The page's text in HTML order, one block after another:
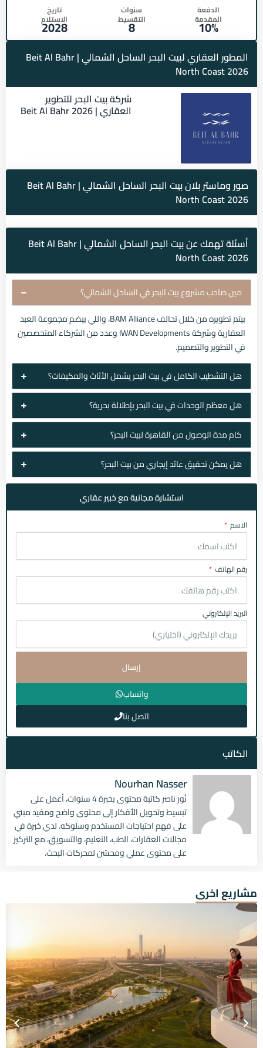
الدفعة
المقدمة
10%
سنوات
التقسيط
8
تاريخ
الاستلام
2028
المطور العقاري لبيت البحر الساحل الشمالي | Beit Al Bahr
North Coast 2026
شركة بيت البحر للتطوير
العقاري | Beit Al Bahr 2026
صور وماستر بلان بيت البحر الساحل الشمالي | Beit Al Bahr
North Coast 2026
أسئلة تهمك عن بيت البحر الساحل الشمالي | Beit Al Bahr
North Coast 2026
مين صاحب مشروع بيت البحر في الساحل الشمالي؟
بيتم تطويره من خلال تحالف BAM Alliance، واللي بيضم مجموعة العبد
العقارية وشركة IWAN Developments وعدد من الشركاء المتخصصين
في التطوير والتصميم.
هل التشطيب الكامل في بيت البحر يشمل الأثاث والمكيفات؟
هل معظم الوحدات في بيت البحر بإطلالة بحرية؟
كام مدة الوصول من القاهرة لبيت البحر؟
هل يمكن تحقيق عائد إيجاري من بيت البحر؟
استشارة مجانية مع خبير عقاري
الاسم
رقم الهاتف
البريد الإلكتروني
إرسال
واتساب
اتصل بنا
الكاتب
Nourhan Nasser
نُور ناصر كاتبة محتوى بخبرة 4 سنوات، أعمل على
تبسيط وتحويل الأفكار إلى محتوى واضح ومفيد مبني
على فهم احتياجات المستخدم وسلوكه. لدي خبرة في
مجالات العقارات، الطب، التعليم، والتسويق، مع التركيز
على محتوى عملي ومحسّن لمحركات البحث.
مشاريع اخرى